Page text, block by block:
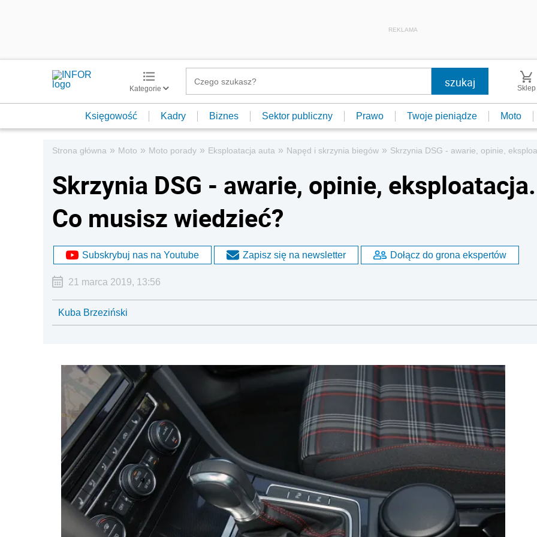
REKLAMA
Kategorie Sklep
Księgowość Kadry Biznes Sektor publiczny Prawo Twoje pieniądze Moto
Strona główna » Moto » Moto porady » Eksploatacja auta » Napęd i skrzynia biegów » Skrzynia DSG - awarie, opinie,
Skrzynia DSG - awarie, opinie, eksploatacja.
Co musisz wiedzieć?
Subskrybuj nas na Youtube Zapisz się na newsletter Dołącz do grona ekspertów
21 marca 2019, 13:56
Kuba Brzeziński